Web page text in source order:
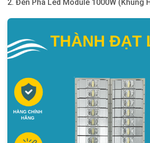
2. Đèn Pha Led Module 1000W (Khung